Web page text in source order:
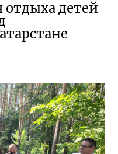
отдыха детей